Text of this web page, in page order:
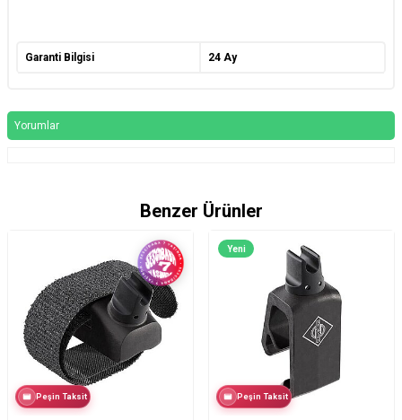
Garanti Bilgisi 24 Ay
Yorumlar
Benzer Ürünler
Peşin Taksit
Yeni
Peşin Taksit